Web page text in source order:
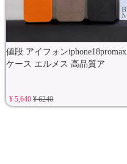
値段 アイフォンiphone18promax
ケース エルメス 高品質ア
¥ 5,640¥ 6240